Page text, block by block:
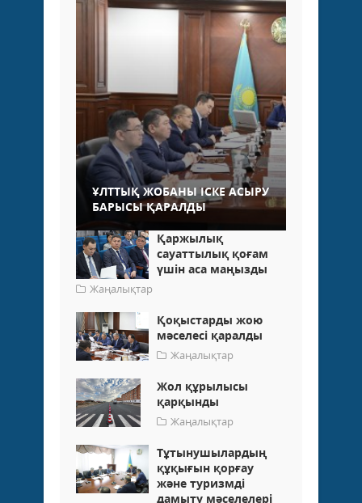
ҰЛТТЫҚ ЖОБАНЫ ІСКЕ АСЫРУ
БАРЫСЫ ҚАРАЛДЫ
Қаржылық
сауаттылық қоғам
үшін аса маңызды
Жаңалықтар
Қоқыстарды жою
мәселесі қаралды
Жаңалықтар
Жол құрылысы
қарқынды
Жаңалықтар
Тұтынушылардың
құқығын қорғау
және туризмді
дамыту мәселелері